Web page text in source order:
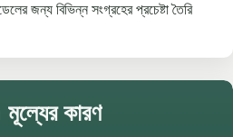
জন্য বিভিন্ন সংগ্রহের প্রচেষ্টা তৈরি
কারণ